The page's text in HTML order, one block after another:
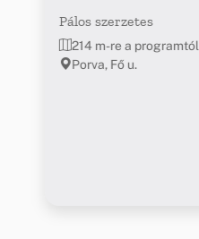
Pálos szerzetes
214 m-re a programtól
Porva, Fő u.